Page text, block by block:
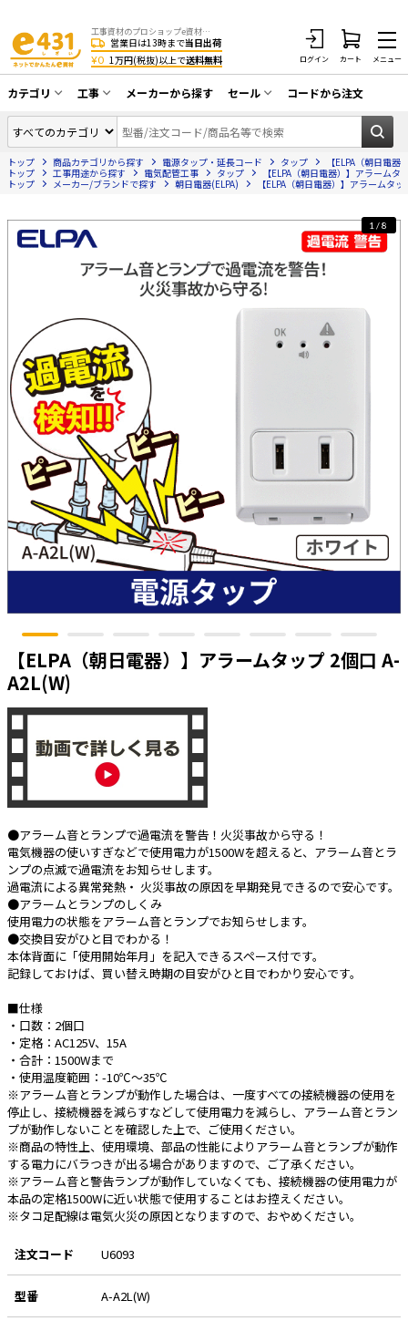
工事資材のプロショップe資材 CATV・アンテナ・防犯・光・LAN・電気・空調工事など
営業日は13時まで当日出荷
¥0 1万円(税抜)以上で送料無料 ログイン カート メニュー
カテゴリ
同軸ケーブル／テレビ用接栓／関連工具
アンテナ・取付金具・ブースター／CATV
部材類
防犯工事関連
HDMIケーブル・周辺機器／RCAケーブル
光ファイバー・融着接続機関連
LANケーブル・コネクタ・関連資材/機器
ネットワーク機器
エアコン・換気扇・空調資材
太陽光発電ケーブル・コネクタ・関連資
材/機器
電源ケーブル／コネクタ／分電盤／ブレ
ーカ
照明・照明器具
電源タップ・延長コード
スイッチ・コンセント（配線器具）
ボックス・ビニル電線管付属品・引き込
みカバー
工具関連
EV充電設備工事関連
感染症関連
e431オリジナル
暑さ対策
販売終了品
工事
CATV・アンテナ工事
光工事・FTTH工事
LAN配線工事
電話工事
電気配管工事
EV充電設備工事
照明設置工事
太陽光発電工事
ホテル・病院向け
メーカーから探す セール
在庫一掃セール
コードから注文
トップ 商品カテゴリから探す 電源タップ・延長コード タップ
【ELPA（朝日電
トップ
工事用途から探す 電気配管工事 タップ
【ELPA（朝日電器）】アラームタ
トップ
メーカー/ブランドで探す 朝日電器(ELPA) 【ELPA（朝日電器）】アラームタ
【ELPA（朝日電器）】アラームタップ 2個口 A-
A2L(W)
1/8
●アラーム音とランプで過電流を警告！火災事故から守る！
電気機器の使いすぎなどで使用電力が1500Wを超えると、アラーム音とラ
ンプの点滅で過電流をお知らせします。
過電流による異常発熱・ 火災事故の原因を早期発見できるので安心です。
●アラームとランプのしくみ
使用電力の状態をアラーム音とランプでお知らせします。
●交換目安がひと目でわかる！
本体背面に「使用開始年月」を記入できるスペース付です。
記録しておけば、買い替え時期の目安がひと目でわかり安心です。
■仕様
・口数：2個口
・定格：AC125V、15A
・合計：1500Wまで
・使用温度範囲：-10℃～35℃
※アラーム音とランプが動作した場合は、一度すべての接続機器の使用を
停止し、接続機器を減らすなどして使用電力を減らし、アラーム音とラン
プが動作しないことを確認した上で、ご使用ください。
※商品の特性上、使用環境、部品の性能によりアラーム音とランプが動作
する電力にバラつきが出る場合がありますので、ご了承ください。
※アラーム音と警告ランプが動作していなくても、接続機器の使用電力が
本品の定格1500Wに近い状態で使用することはお控えください。
※タコ足配線は電気火災の原因となりますので、おやめください。
注文コード U6093
型番 A-A2L(W)